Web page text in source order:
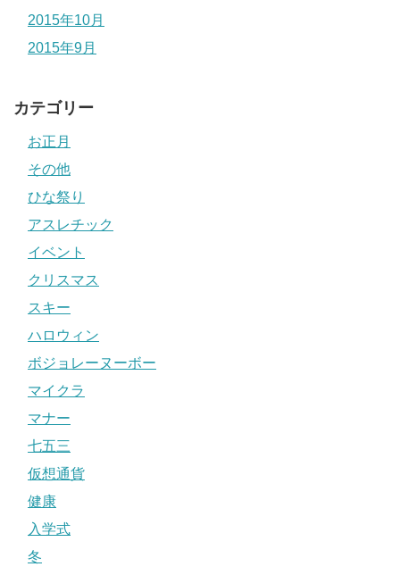
2015年10月
2015年9月
カテゴリー
お正月
その他
ひな祭り
アスレチック
イベント
クリスマス
スキー
ハロウィン
ボジョレーヌーボー
マイクラ
マナー
七五三
仮想通貨
健康
入学式
冬